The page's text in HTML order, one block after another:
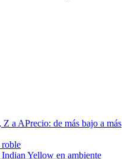
Z a APrecio: de más bajo a más